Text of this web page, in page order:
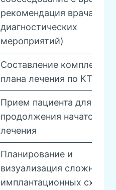
рекомендация врача (без
диагностических
мероприятий)
Составление
плана лечения по КТ ,
Прием пациента для
продолжения начатого
лечения
Планирование и
визуализация сложных
имплантационных схем